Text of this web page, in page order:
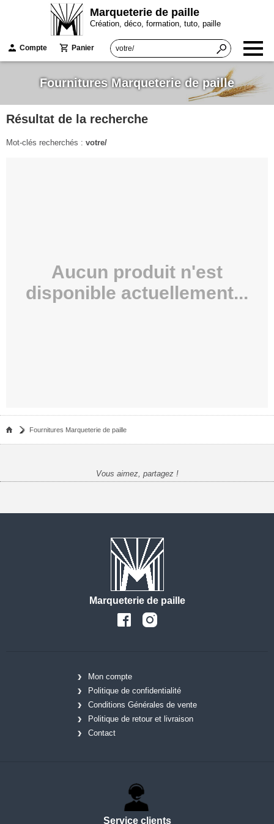
Marqueterie de paille
Création, déco, formation, tuto, paille
Compte Panier
Fournitures Marqueterie de paille
Résultat de la recherche
Mot-clés recherchés : votre/
Aucun produit n'est
disponible actuellement...
Fournitures Marqueterie de paille
Vous aimez, partagez !
Marqueterie de paille
Mon compte
Politique de confidentialité
Conditions Générales de vente
Politique de retour et livraison
Contact
Service clients